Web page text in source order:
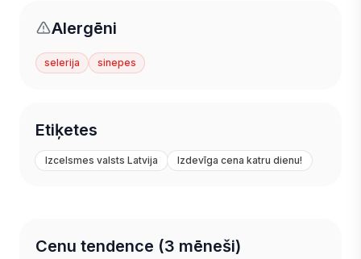
Alergēni
selerija sinepes
Etiķetes
Izcelsmes valsts Latvija Izdevīga cena katru dienu!
Cenu tendence (3 mēneši)